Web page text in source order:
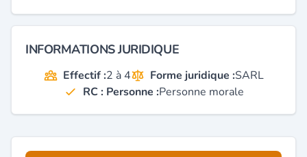
INFORMATIONS JURIDIQUE
Effectif :2 à 4 Forme juridique :SARL
RC : Personne :Personne morale